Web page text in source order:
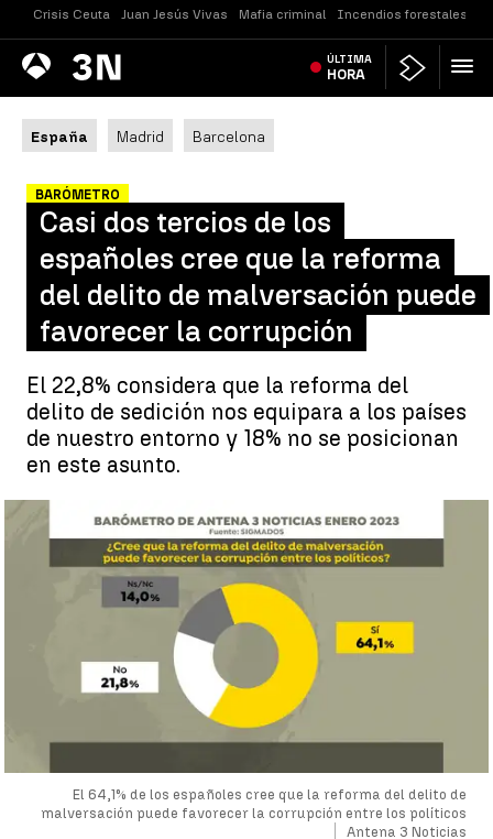
Crisis Ceuta Juan Jesús Vivas Mafia criminal Incendios forestales
Antena
3 Noticias ÚLTIMA
HORA
España Madrid Barcelona
BARÓMETRO
Casi dos tercios de los
españoles cree que la reforma
del delito de malversación puede
favorecer la corrupción
El 22,8% considera que la reforma del
delito de sedición nos equipara a los países
de nuestro entorno y 18% no se posicionan
en este asunto.
El 64,1% de los españoles cree que la reforma del delito de
malversación puede favorecer la corrupción entre los políticos
Antena 3 Noticias